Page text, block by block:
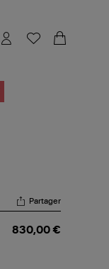
Partager
830,00 €